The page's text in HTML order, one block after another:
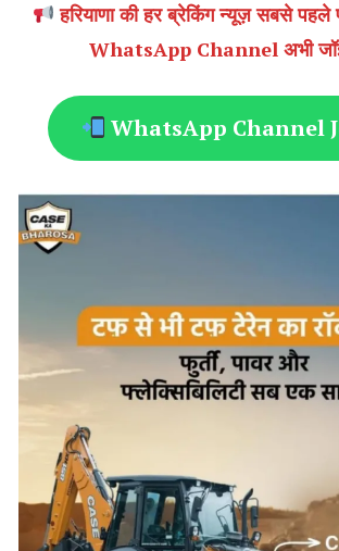
हरियाणा की हर ब्रेकिंग न्यूज़ सबसे पहले
WhatsApp Channel अभी
WhatsApp Channel